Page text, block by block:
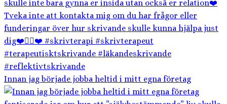
Innan jag började jobba heltid i mitt egna företag